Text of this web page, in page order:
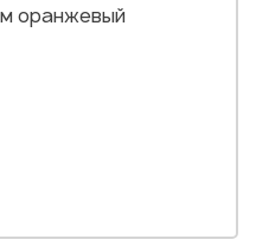
оранжевый